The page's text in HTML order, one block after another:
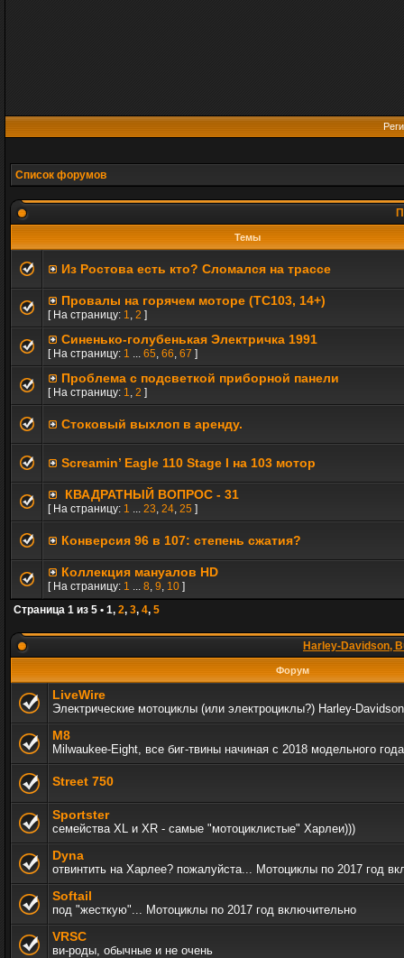
Список форумов
Темы
Из Ростова есть кто? Сломался на трассе
Провалы на горячем моторе (TC103, 14+)
[ На страницу: 1, 2 ]
Синенько-голубенькая Электричка 1991
[ На страницу: 1 ... 65, 66, 67 ]
Проблема с подсветкой приборной панели
[ На страницу: 1, 2 ]
Стоковый выхлоп в аренду.
Screamin’ Eagle 110 Stage I на 103 мотор
КВАДРАТНЫЙ ВОПРОС - 31
[ На страницу: 1 ... 23, 24, 25 ]
Конверсия 96 в 107: степень сжатия?
Коллекция мануалов HD
[ На страницу: 1 ... 8, 9, 10 ]
Страница 1 из 5 • 1, 2, 3, 4, 5
Harley-Davidson,
Форум
LiveWire
Электрические мотоциклы (или электроциклы?) Harley-Davidson
M8
Milwaukee-Eight, все биг-твины начиная с 2018 модельного
Street 750
Sportster
семейства XL и XR - самые "мотоциклистые" Харлеи)))
Dyna
отвинтить на Харлее? пожалуйста... Мотоциклы по 2017 год
Softail
под "жесткую"... Мотоциклы по 2017 год включительно
VRSC
ви-роды, обычные и не очень